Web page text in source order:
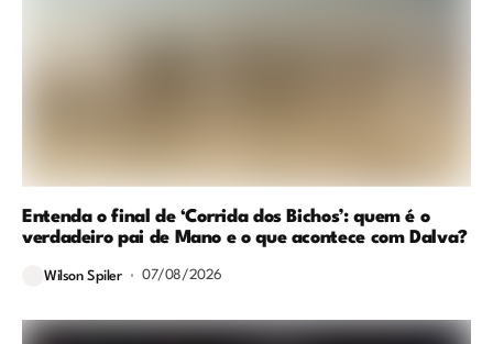
Entenda o final de ‘Corrida dos Bichos’: quem é o
verdadeiro pai de Mano e o que acontece com Dalva?
Wilson Spiler 07/08/2026